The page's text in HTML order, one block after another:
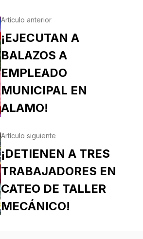
Artículo anterior
¡EJECUTAN A
BALAZOS A
EMPLEADO
MUNICIPAL EN
ALAMO!
Artículo siguiente
¡DETIENEN A TRES
TRABAJADORES EN
CATEO DE TALLER
MECÁNICO!